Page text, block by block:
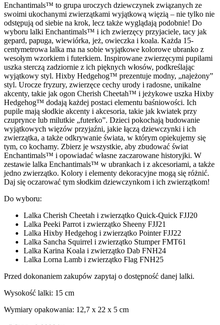
Enchantimals™ to grupa uroczych dziewczynek związanych ze
swoimi ukochanymi zwierzątkami wyjątkową więzią – nie tylko nie
odstępują od siebie na krok, lecz także wyglądają podobnie! Do
wyboru lalki Enchantimals™ i ich zwierzęcy przyjaciele, tacy jak
gepard, papuga, wiewiórka, jeż, owieczka i koala. Każda 15-
centymetrowa lalka ma na sobie wyjątkowe kolorowe ubranko z
wesołym wzorkiem i futerkiem. Inspirowane zwierzęcymi pupilami
uszka sterczą zadziornie z ich pięknych włosów, podkreślając
wyjątkowy styl. Hixby Hedgehog™ prezentuje modny, „najeżony”
styl. Urocze fryzury, zwierzęce cechy urody i radosne, unikalne
akcenty, takie jak ogon Cherish Cheetah™ i jeżykowe uszka Hixby
Hedgehog™ dodają każdej postaci elementu baśniowości. Ich
pupile mają słodkie akcenty i akcesoria, takie jak kwiatek przy
czuprynce lub milutkie „futerko”. Dzieci pokochają budowanie
wyjątkowych więzów przyjaźni, jakie łączą dziewczynki i ich
zwierzątka, a także odkrywanie świata, w którym opiekujemy się
tym, co kochamy. Zbierz je wszystkie, aby zbudować świat
Enchantimals™ i opowiadać własne zaczarowane historyjki. W
zestawie lalka Enchantimals™ w ubrankach i z akcesoriami, a także
jedno zwierzątko. Kolory i elementy dekoracyjne mogą się różnić.
Daj się oczarować tym słodkim dziewczynkom i ich zwierzątkom!
Do wyboru:
Lalka Cherish Cheetah i zwierzątko Quick-Quick FJJ20
Lalka Peeki Parrot i zwierzątko Sheeny FJJ21
Lalka Hixby Hedgehog i zwierzątko Pointer FJJ22
Lalka Sancha Squirrel i zwierzątko Stumper FMT61
Lalka Karina Koala i zwierzątko Dab FNH24
Lalka Lorna Lamb i zwierzątko Flag FNH25
Przed dokonaniem zakupów zapytaj o dostępność danej lalki.
Wysokość lalki: 15 cm
Wymiary opakowania: 12,7 x 22 x 5 cm